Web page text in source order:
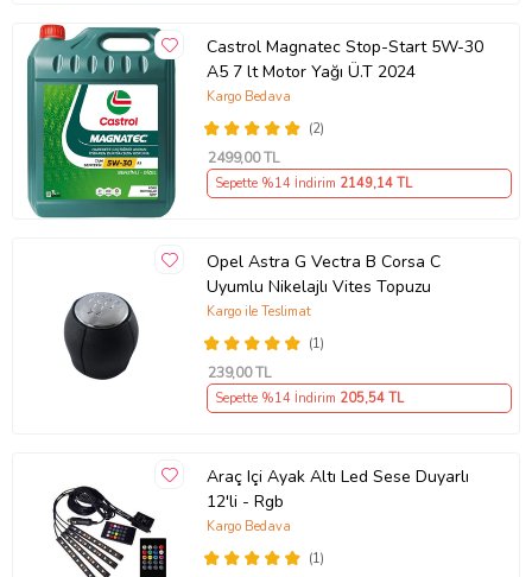
Castrol Magnatec Stop-Start 5W-30
A5 7 lt Motor Yağı Ü.T 2024
(2)
Kargo Bedava
2499,00 TL
Sepette %14 İndirim 2149,14 TL
Opel Astra G Vectra B Corsa C
Uyumlu Nikelajlı Vites Topuzu
(1)
Kargo ile Teslimat
239,00 TL
Sepette %14 İndirim 205,54 TL
Araç Içi Ayak Altı Led Sese Duyarlı
12'li - Rgb
(1)
Kargo Bedava